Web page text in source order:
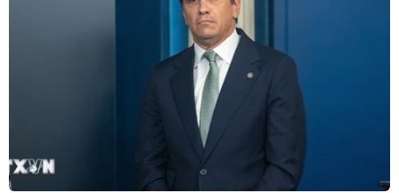
Nhu cầu của giới giàu có Trung Quốc đối với các dòng
xe ôtô cao cấp giảm sút khiến giá các xe ôtô sang trọng
của Đức tại thị trường Trung Quốc đang đi xuống.